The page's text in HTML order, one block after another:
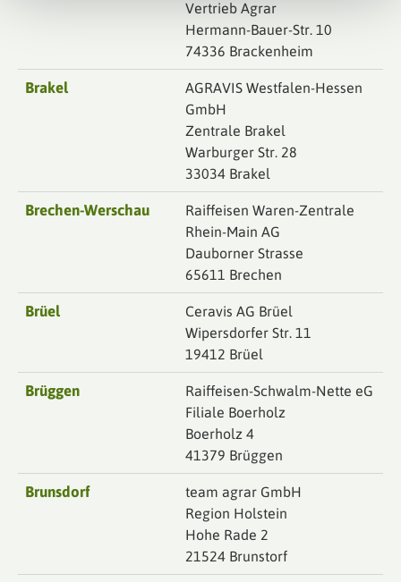
Vertrieb Agrar
Hermann-Bauer-Str. 10
74336 Brackenheim
Brakel
AGRAVIS Westfalen-Hessen
GmbH
Zentrale Brakel
Warburger Str. 28
33034 Brakel
Brechen-Werschau
Raiffeisen Waren-Zentrale
Rhein-Main AG
Dauborner Strasse
65611 Brechen
Brüel
Ceravis AG Brüel
Wipersdorfer Str. 11
19412 Brüel
Brüggen
Raiffeisen-Schwalm-Nette eG
Filiale Boerholz
Boerholz 4
41379 Brüggen
Brunsdorf
team agrar GmbH
Region Holstein
Hohe Rade 2
21524 Brunstorf